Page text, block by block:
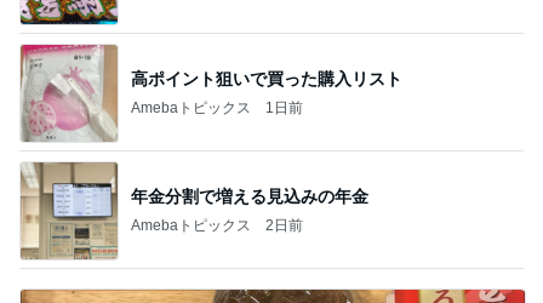
高ポイント狙いで買った購入リスト
Amebaトピックス 1日前
年金分割で増える見込みの年金
Amebaトピックス 2日前